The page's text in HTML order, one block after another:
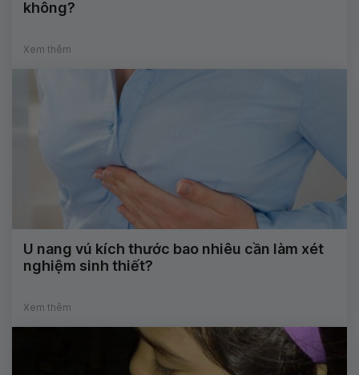
không?
Xem thêm
U nang vú kích thước bao nhiêu cần làm xét
nghiệm sinh thiết?
Xem thêm